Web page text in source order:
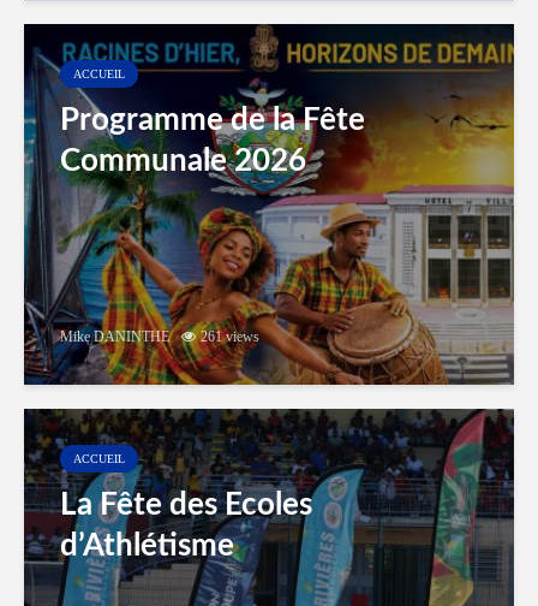
ACCUEIL
Programme de la Fête
Communale 2026
Mike DANINTHE 261 views
ACCUEIL
La Fête des Ecoles
d’Athlétisme